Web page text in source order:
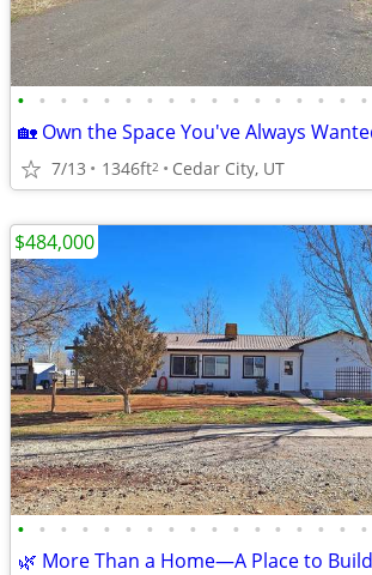
• • • • • • • • • • • • • • • • •
🏡 Own the Space You've Always
7/13 1346ft2 Cedar City, UT
• • • • • • • • • • • • • • • • •
$484,000